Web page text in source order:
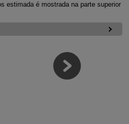
estimada é mostrada na parte superior